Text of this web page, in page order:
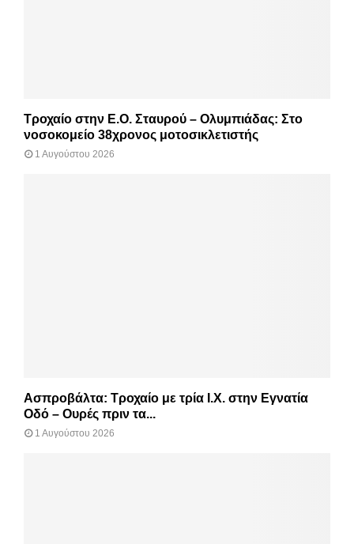
Τροχαίο στην Ε.Ο. Σταυρού – Ολυμπιάδας: Στο
νοσοκομείο 38χρονος μοτοσικλετιστής
1 Αυγούστου 2026
Ασπροβάλτα: Τροχαίο με τρία Ι.Χ. στην Εγνατία
Οδό – Ουρές πριν τα...
1 Αυγούστου 2026